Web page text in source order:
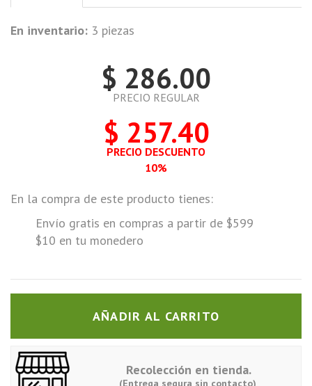
En inventario: 3 piezas
$ 286.00
PRECIO REGULAR
$ 257.40
PRECIO DESCUENTO
10%
En la compra de este producto tienes:
Envío gratis en compras a partir de $599
$10 en tu monedero
AÑADIR AL CARRITO
Recolección en tienda.
(Entrega segura sin contacto)